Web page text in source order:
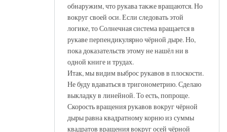
обнаружим, что рукава также вращаются. Но
вокруг своей оси. Если следовать этой
логике, то Солнечная система вращается в
рукаве перпендикулярно чёрной дыре. Но,
пока доказательств этому не нашёл ни в
одной книге и трудах.
Итак, мы видим выброс рукавов в плоскости.
Не буду вдаваться в тригонометрию. Сделаю
выкладку в линейной. То есть, попроще.
Скорость вращения рукавов вокруг чёрной
дыры равна квадратному корню из суммы
квадратов вращения вокруг осей чёрной